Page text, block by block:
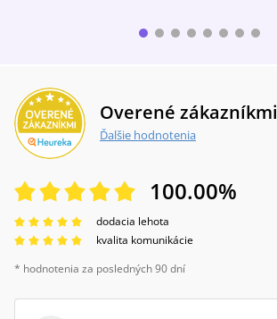
Overené zákazníkmi
Ďalšie hodnotenia
100.00%
dodacia lehota
kvalita komunikácie
* hodnotenia za posledných 90 dní